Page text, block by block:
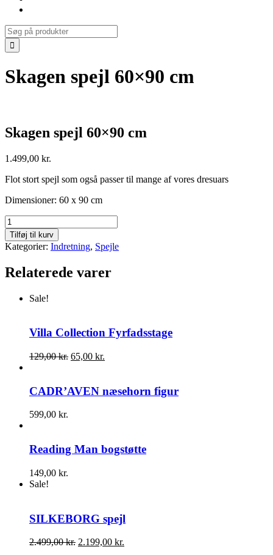
Search
for:
Skagen spejl 60×90 cm
Skagen spejl 60×90 cm
1.499,00 kr.
Flot stort spejl som også passer til mange af vores dresuars
Dimensioner: 60 x 90 cm
Skagen
spejl
60x90
cm
Tilføj til kurv
Kategorier: Indretning, Spejle
Relaterede varer
Sale!
Villa Collection Fyrfadsstage
129,00kr. Den
var:
129,00 kr..
65,00 kr.
er:
65,00 kr..
CADR’AVEN næsehorn figur
599,00 kr.
Reading Man bogstøtte
149,00 kr.
Sale!
SILKEBORG spejl
2.499,00kr. Den
2.199,00 kr.